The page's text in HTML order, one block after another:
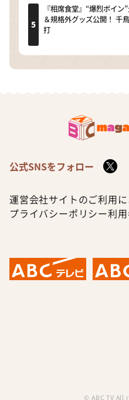
『相席食堂』“爆烈ボイ
＆規格外グッズ公開！ 千
打
公式SNSをフォロー
運営会社サイトのご利用
プライバシーポリシー利
© ABC TV All